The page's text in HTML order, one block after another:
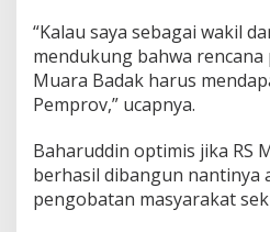
“Kalau saya sebagai wakil
mendukung bahwa rencana
Muara Badak harus
Pemprov,” ucapnya.
Baharuddin optimis jika RS
berhasil dibangun nantinya
pengobatan masyarakat